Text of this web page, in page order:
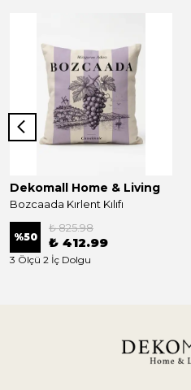
Dekomall Home & Living
Bozcaada Kırlent Kılıfı
%50
₺ 825.98
₺ 412.99
3 Ölçü 2 İç Dolgu